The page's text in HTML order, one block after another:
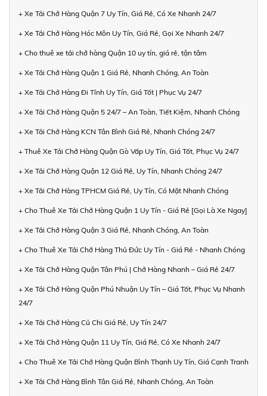
+ Xe Tải Chở Hàng Quận 7 Uy Tín, Giá Rẻ, Có Xe Nhanh 24/7
+ Xe Tải Chở Hàng Hóc Môn Uy Tín, Giá Rẻ, Gọi Xe Nhanh 24/7
+ Cho thuê xe tải chở hàng Quận 10 uy tín, giá rẻ, tận tâm
+ Xe Tải Chở Hàng Quận 1 Giá Rẻ, Nhanh Chóng, An Toàn
+ Xe Tải Chở Hàng Đi Tỉnh Uy Tín, Giá Tốt | Phục Vụ 24/7
+ Xe Tải Chở Hàng Quận 5 24/7 – An Toàn, Tiết Kiệm, Nhanh Chóng
+ Xe Tải Chở Hàng KCN Tân Bình Giá Rẻ, Nhanh Chóng 24/7
+ Thuê Xe Tải Chở Hàng Quận Gò Vấp Uy Tín, Giá Tốt, Phục Vụ 24/7
+ Xe Tải Chở Hàng Quận 12 Giá Rẻ, Uy Tín, Nhanh Chóng 24/7
+ Xe Tải Chở Hàng TPHCM Giá Rẻ, Uy Tín, Có Mặt Nhanh Chóng
+ Cho Thuê Xe Tải Chở Hàng Quận 1 Uy Tín - Giá Rẻ [Gọi Là Xe Ngay]
+ Xe Tải Chở Hàng Quận 3 Giá Rẻ, Nhanh Chóng, An Toàn
+ Cho Thuê Xe Tải Chở Hàng Thủ Đức Uy Tín - Giá Rẻ - Nhanh Chóng
+ Xe Tải Chở Hàng Quận Tân Phú | Chở Hàng Nhanh – Giá Rẻ 24/7
+ Xe Tải Chở Hàng Quận Phú Nhuận Uy Tín – Giá Tốt, Phục Vụ Nhanh
24/7
+ Xe Tải Chở Hàng Củ Chi Giá Rẻ, Uy Tín 24/7
+ Xe Tải Chở Hàng Quận 11 Uy Tín, Giá Rẻ, Có Xe Nhanh 24/7
+ Cho Thuê Xe Tải Chở Hàng Quận Bình Thạnh Uy Tín, Giá Cạnh Tranh
+ Xe Tải Chở Hàng Bình Tân Giá Rẻ, Nhanh Chóng, An Toàn